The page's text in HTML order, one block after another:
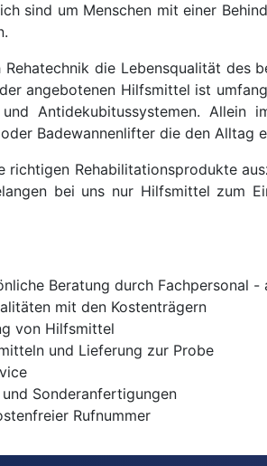
sind um Menschen mit einer
die Lebensqualität des
angebotenen Hilfsmittel ist
Antidekubitussystemen.
Badewannenlifter die den Alltag
richtigen Rehabilitationsprodukte
bei uns nur Hilfsmittel zum
Beratung durch Fachpersonal -
mit den Kostenträgern
von Hilfsmittel
und Lieferung zur Probe
Sonderanfertigungen
Rufnummer